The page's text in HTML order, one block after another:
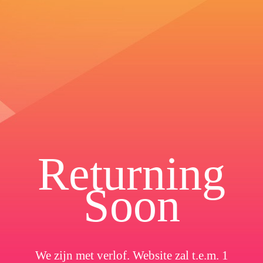
Returning
Soon
We zijn met verlof. Website zal t.e.m. 1